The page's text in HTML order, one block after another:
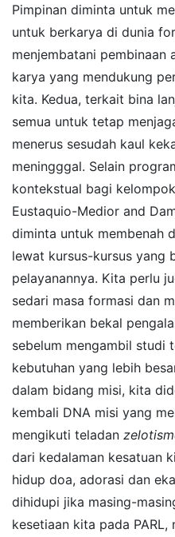
Pimpinan diminta untuk
untuk berkarya di dunia
menjembatani pembinaan
karya yang mendukung
kita. Kedua, terkait bina
semua untuk tetap
menerus sesudah kaul
meningggal. Selain
kontekstual bagi
Eustaquio-Medior and
diminta untuk membenah
lewat kursus-kursus yang
pelayanannya. Kita perlu
sedari masa formasi dan
memberikan bekal
sebelum mengambil studi
kebutuhan yang lebih
dalam bidang misi, kita
kembali DNA misi yang
mengikuti teladan
dari kedalaman kesatuan
hidup doa, adorasi dan
dihidupi jika masing-
kesetiaan kita pada PARL,